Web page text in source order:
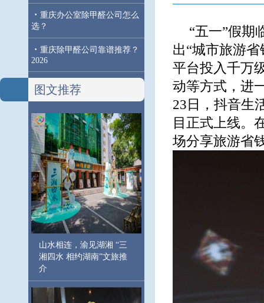
· 重庆办公室除甲醛公司怎么
选？
· 重庆除甲醛公司靠谱推荐？
2026
图文推荐
山水相连，渝见湖湘 “三
湘四水 相约湖南”文旅推
介
“五一”假期
出“城市旅游
平台投入千万
动等方式，进
23日，抖音生
目正式上线。
场分享旅游省